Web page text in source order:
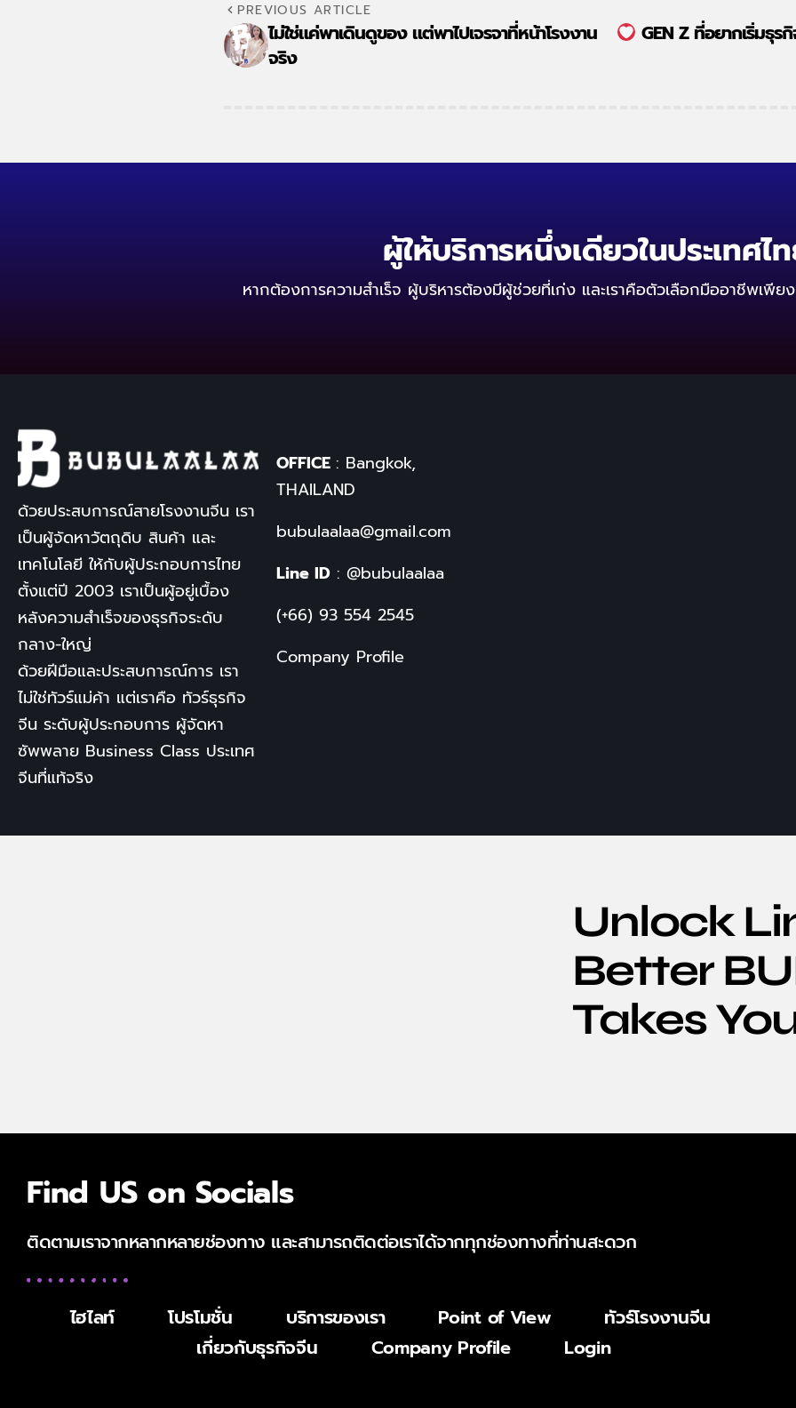
PREVIOUS ARTICLE
ไม่ใช่แค่พาเดินดูของ แต่พาไปเจรจาที่หน้าโรงงาน
จริง
GEN Z ที่อยากเริ่มธุร
ผู้ให้บริการหนึ่งเดียวในประเทศไ
หากต้องการความสำเร็จ ผู้บริหารต้องมีผู้ช่วยที่เก่ง และเราคือตัวเลือกมืออาชีพเพีย
ด้วยประสบการณ์สายโรงงานจีน เรา
เป็นผู้จัดหาวัตถุดิบ สินค้า และ
เทคโนโลยี ให้กับผู้ประกอบการไทย
ตั้งแต่ปี 2003 เราเป็นผู้อยู่เบื้อง
หลังความสำเร็จของธุรกิจระดับ
กลาง-ใหญ่
ด้วยฝีมือและประสบการณ์การ เรา
ไม่ใช่ทัวร์แม่ค้า แต่เราคือ ทัวร์ธุรกิจ
จีน ระดับผู้ประกอบการ ผู้จัดหา
ซัพพลาย Business Class ประเทศ
จีนที่แท้จริง
OFFICE : Bangkok,
THAILAND
bubulaalaa@gmail.com
Line ID :@bubulaalaa
(+66) 93 554 2545
Company Profile
Unlock
Better
Takes
Find US on Socials
ติดตามเราจากหลากหลายช่องทาง และสามารถติดต่อเราได้จากทุกช่องทางที่ท่านสะดวก
ไฮไลท์ โปรโมชั่น บริการของเรา Point of View
ทัวร์โรงงานจีน
เกี่ยวกับธุรกิจจีน
Company Profile Login